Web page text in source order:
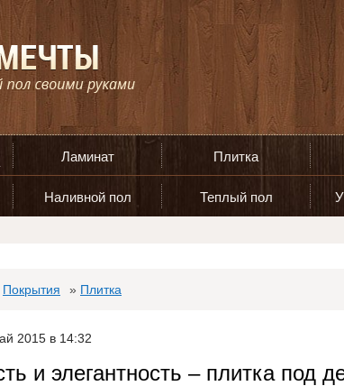
Ламинат Плитка
Наливной пол Теплый пол
Покрытия » Плитка
2015 в 14:32
и элегантность – плитка под